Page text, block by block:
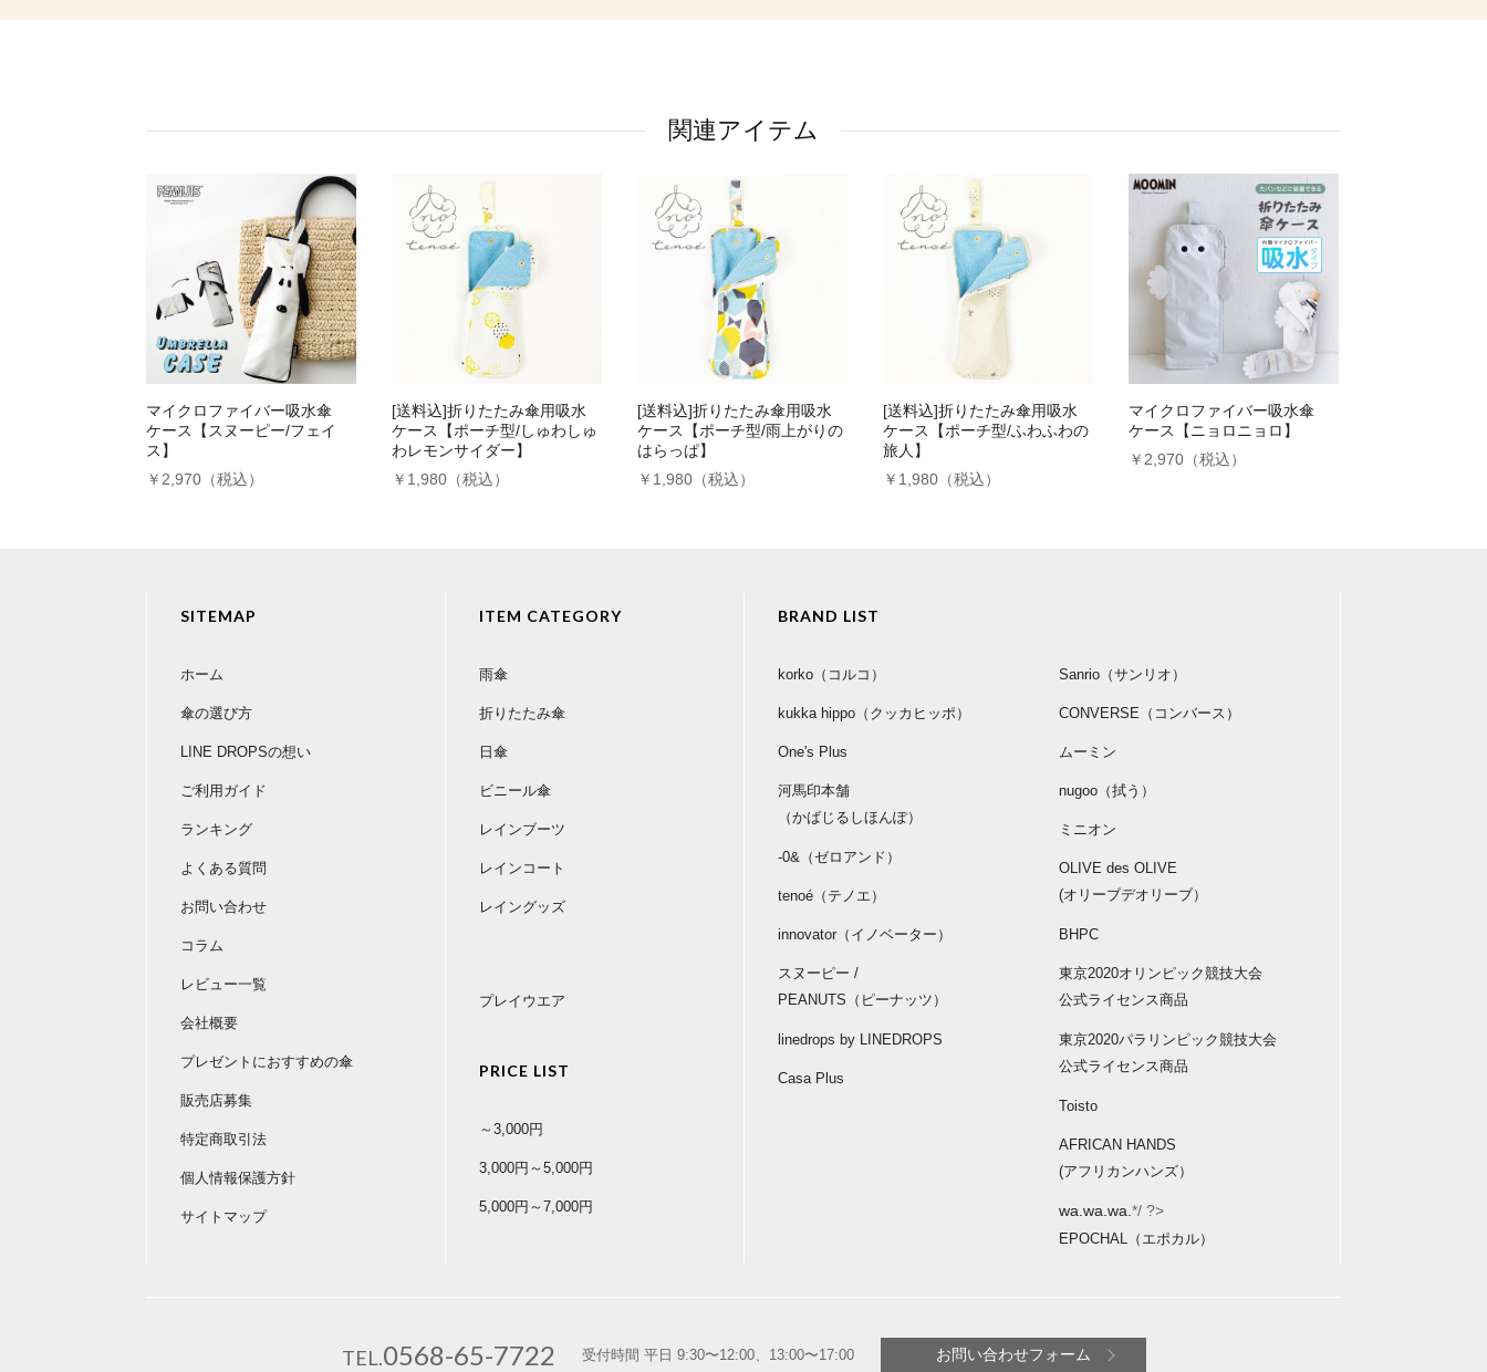
関連アイテム
マイクロファイバー吸水傘
ケース【スヌーピー/フェイ
ス】
￥2,970（税込）
[送料込]折りたたみ傘用吸水
ケース【ポーチ型/しゅわしゅ
わレモンサイダー】
￥1,980（税込）
[送料込]折りたたみ傘用吸水
ケース【ポーチ型/雨上がりの
はらっぱ】
￥1,980（税込）
[送料込]折りたたみ傘用吸水
ケース【ポーチ型/ふわふわの
旅人】
￥1,980（税込）
マイクロファイバー吸水傘
ケース【ニョロニョロ】
￥2,970（税込）
SITEMAP
ホーム
傘の選び方
LINE DROPSの想い
ご利用ガイド
ランキング
よくある質問
お問い合わせ
コラム
レビュー一覧
会社概要
プレゼントにおすすめの傘
販売店募集
特定商取引法
個人情報保護方針
サイトマップ
ITEM CATEGORY
雨傘
折りたたみ傘
日傘
ビニール傘
レインブーツ
レインコート
レイングッズ
プレイウエア
PRICE LIST
～3,000円
3,000円～5,000円
5,000円～7,000円
BRAND LIST
korko（コルコ）
kukka hippo（クッカヒッポ）
One's Plus
河馬印本舗
（かばじるしほんぽ）
-0&（ゼロアンド）
tenoé（テノエ）
innovator（イノベーター）
スヌーピー /
PEANUTS（ピーナッツ）
linedrops by LINEDROPS
Casa Plus
Sanrio（サンリオ）
CONVERSE（コンバース）
ムーミン
nugoo（拭う）
ミニオン
OLIVE des OLIVE
(オリーブデオリーブ）
BHPC
東京2020オリンピック競技大会
公式ライセンス商品
東京2020パラリンピック競技大会
公式ライセンス商品
Toisto
AFRICAN HANDS
(アフリカンハンズ）
wa.wa.wa. */ ?>
EPOCHAL（エポカル）
TEL.0568-65-7722 受付時間 平日 9:30〜12:00、13:00〜17:00 お問い合わせフォーム